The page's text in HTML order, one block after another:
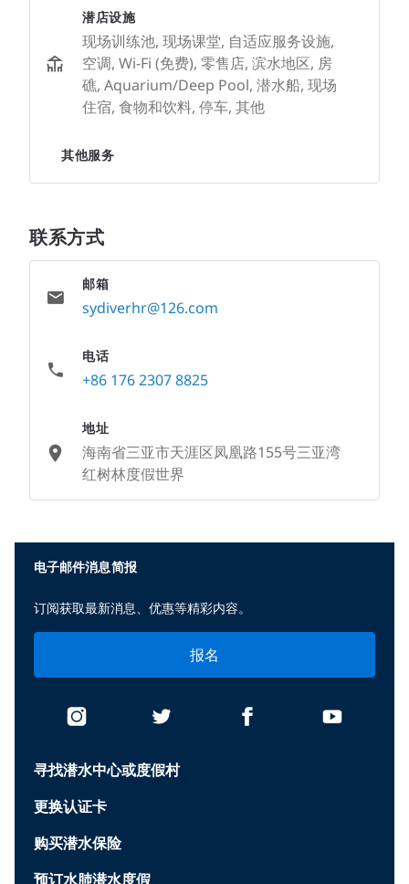
潜店设施
现场训练池, 现场课堂, 自适应服务设施,
空调, Wi-Fi (免费), 零售店, 滨水地区, 房
礁, Aquarium/Deep Pool, 潜水船, 现场
住宿, 食物和饮料, 停车, 其他
其他服务
联系方式
邮箱
sydiverhr@126.com
电话
+86 176 2307 8825
地址
海南省三亚市天涯区凤凰路155号三亚湾
红树林度假世界
寻找潜水中心或度假村
更换认证卡
购买潜水保险
预订水肺潜水度假
电子邮件消息简报
订阅获取最新消息、优惠等精彩内容。
报名